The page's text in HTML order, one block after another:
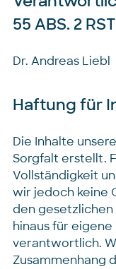
55 ABS. 2
Dr. Andreas Liebl
Haftung für
Die Inhalte
Sorgfalt erstellt.
Vollständigkeit
wir jedoch keine
den
hinaus für
verantwortlich.
Zusammenhang